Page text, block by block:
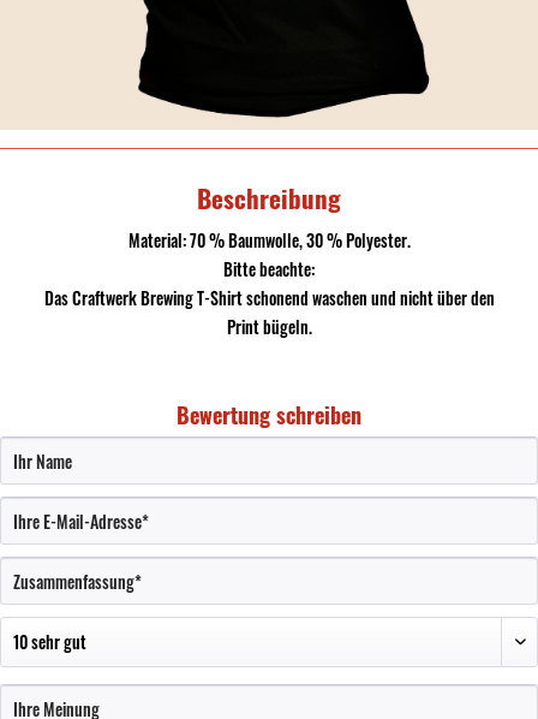
Beschreibung
Material: 70 % Baumwolle, 30 % Polyester.
Bitte beachte:
Das Craftwerk Brewing T-Shirt schonend waschen und nicht über den
Print bügeln.
Bewertung schreiben